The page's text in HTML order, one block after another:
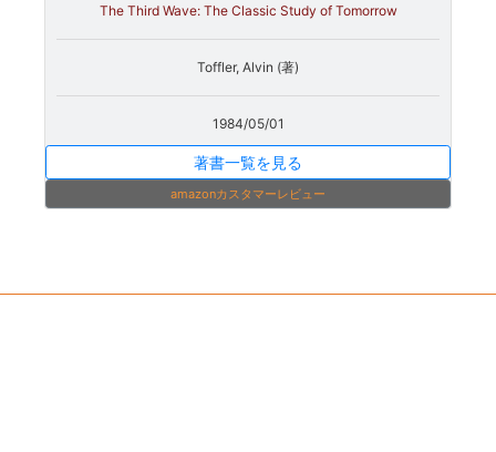
The Third Wave: The Classic Study of Tomorrow
Toffler, Alvin (著)
1984/05/01
著書一覧を見る
amazonカスタマーレビュー